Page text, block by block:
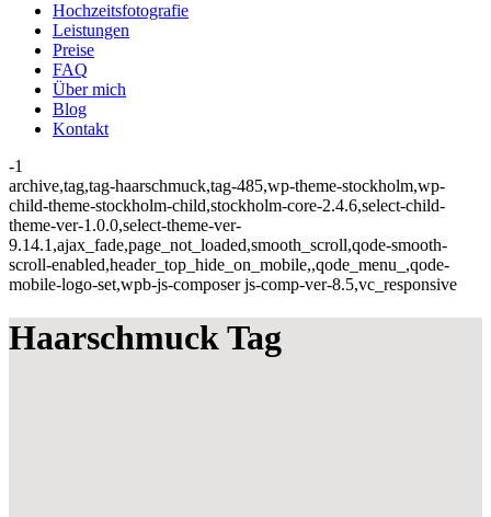
Hochzeitsfotografie
Leistungen
Preise
FAQ
Über mich
Blog
Kontakt
-1
archive,tag,tag-haarschmuck,tag-485,wp-theme-stockholm,wp-
child-theme-stockholm-child,stockholm-core-2.4.6,select-child-
theme-ver-1.0.0,select-theme-ver-
9.14.1,ajax_fade,page_not_loaded,smooth_scroll,qode-smooth-
scroll-enabled,header_top_hide_on_mobile,,qode_menu_,qode-
mobile-logo-set,wpb-js-composer js-comp-ver-8.5,vc_responsive
Haarschmuck Tag